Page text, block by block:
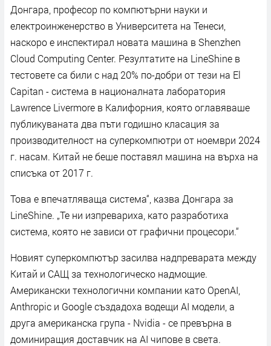
Донгара, професор по компютърни науки и
електроинженерство в Университета на Тенеси,
наскоро е инспектирал новата машина в Shenzhen
Cloud Computing Center. Резултатите на LineShine в
тестовете са били с над 20% по-добри от тези на El
Capitan - система в националната лаборатория
Lawrence Livermore в Калифорния, която оглавяваше
публикуваната два пъти годишно класация за
производителност на суперкомпютри от ноември 2024
г. насам. Китай не беше поставял машина на върха на
списъка от 2017 г.
Това е впечатляваща система“, казва Донгара за
LineShine. „Те ни изпревариха, като разработиха
система, която не зависи от графични процесори.“
Новият суперкомпютър засилва надпреварата между
Китай и САЩ за технологическо надмощие.
Американски технологични компании като OpenAI,
Anthropic и Google създадоха водещи AI модели, а
друга американска група - Nvidia - се превърна в
доминиращия доставчик на AI чипове в света.